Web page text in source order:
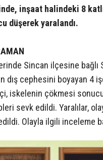
inşaat halindeki 8
düşerek yaralandı.
Sincan ilçesine bağlı
dış cephesini boyayan 4
iskelenin çökmesi
sevk edildi. Yaralılar,
Olayla ilgili inceleme